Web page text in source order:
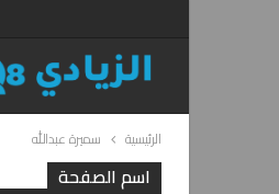
الرئيسية سميرة عبدالله
اسم الصفحة